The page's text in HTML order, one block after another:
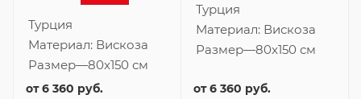
Турция
Материал: Вискоза
Размер—80x150 см
от6 360 руб.
Турция
Материал: Вискоза
Размер—80x150 см
от6 360 руб.